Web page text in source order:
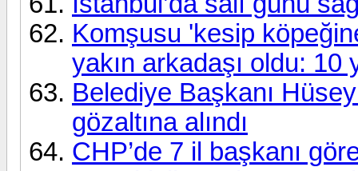
Komşusu 'kesip
yakın arkadaşı oldu: 10
Belediye Başkanı
gözaltına alındı
CHP’de 7 il başkanı